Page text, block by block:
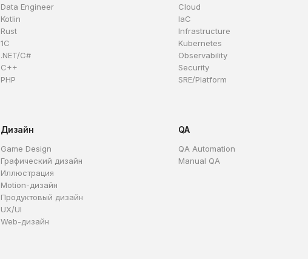
Data Engineer
Kotlin
Rust
1C
.NET/C#
C++
PHP
Cloud
IaC
Infrastructure
Kubernetes
Observability
Security
SRE/Platform
Дизайн
Game Design
Графический дизайн
Иллюстрация
Motion-дизайн
Продуктовый дизайн
UX/UI
Web-дизайн
QA
QA Automation
Manual QA